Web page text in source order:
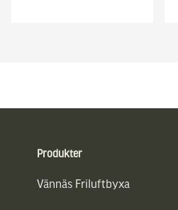
Produkter
Vännäs Friluftbyxa